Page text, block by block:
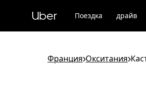
к
Uber Поездка драйв
Франция>Окситания>